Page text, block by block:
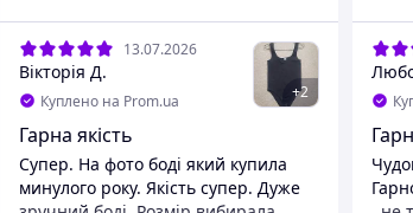
13.07.2026
Вікторія Д.
Куплено на Prom.ua +2
Гарна якість
Супер. На фото боді який купила
минулого року. Якість супер. Дуже